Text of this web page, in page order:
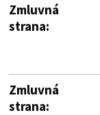
Zmluvná
strana:
Zmluvná
strana: